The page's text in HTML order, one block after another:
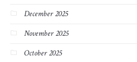
December 2025
November 2025
October 2025